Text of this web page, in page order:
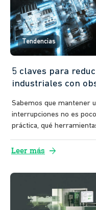
Tendencias
5 claves para
industriales con
Sabemos que mantener
interrupciones no es
práctica, qué
Leer más arrow_forward